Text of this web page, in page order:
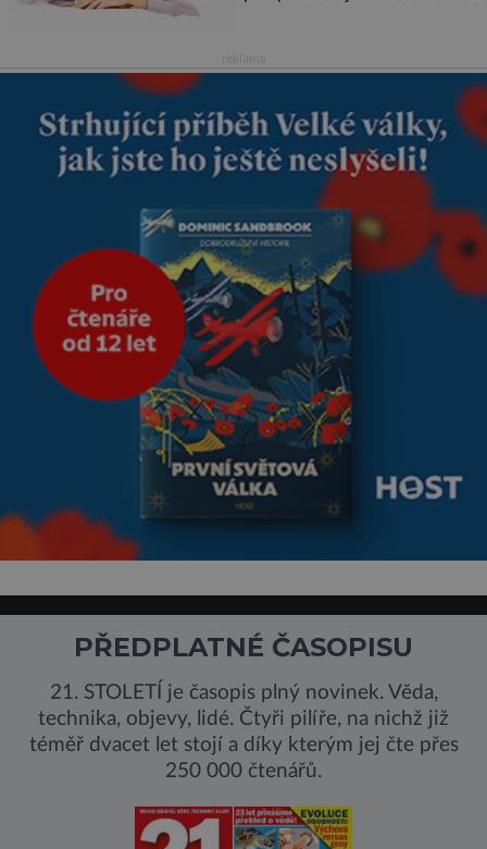
nás dali dohromady, Toník byl
dobře zaopatřený mladý muž.
Manželství nám oběma moc
nesvědčilo, brzy jsme zjistili, že
PŘEDPLATNÉ ČASOPISU
21. STOLETÍ je časopis plný novinek. Věda,
technika, objevy, lidé. Čtyři pilíře, na nichž již
téměř dvacet let stojí a díky kterým jej čte přes
250 000 čtenářů.